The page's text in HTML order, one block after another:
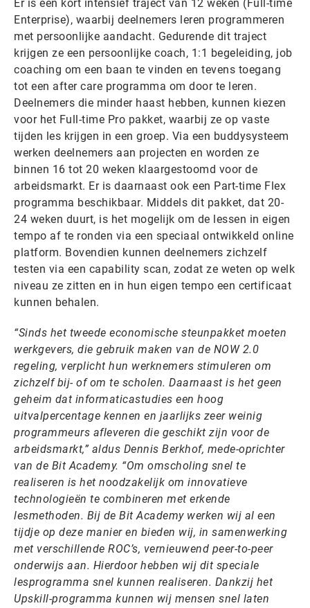
Er is een kort intensief traject van 12 weken (Full-time
Enterprise), waarbij deelnemers leren programmeren
met persoonlijke aandacht. Gedurende dit traject
krijgen ze een persoonlijke coach, 1:1 begeleiding, job
coaching om een baan te vinden en tevens toegang
tot een after care programma om door te leren.
Deelnemers die minder haast hebben, kunnen kiezen
voor het Full-time Pro pakket, waarbij ze op vaste
tijden les krijgen in een groep. Via een buddysysteem
werken deelnemers aan projecten en worden ze
binnen 16 tot 20 weken klaargestoomd voor de
arbeidsmarkt. Er is daarnaast ook een Part-time Flex
programma beschikbaar. Middels dit pakket, dat 20-
24 weken duurt, is het mogelijk om de lessen in eigen
tempo af te ronden via een speciaal ontwikkeld online
platform. Bovendien kunnen deelnemers zichzelf
testen via een capability scan, zodat ze weten op welk
niveau ze zitten en in hun eigen tempo een certificaat
kunnen behalen.
“Sinds het tweede economische steunpakket moeten
werkgevers, die gebruik maken van de NOW 2.0
regeling, verplicht hun werknemers stimuleren om
zichzelf bij- of om te scholen. Daarnaast is het geen
geheim dat informaticastudies een hoog
uitvalpercentage kennen en jaarlijks zeer weinig
programmeurs afleveren die geschikt zijn voor de
arbeidsmarkt,” aldus Dennis Berkhof, mede-oprichter
van de Bit Academy. “Om omscholing snel te
realiseren is het noodzakelijk om innovatieve
technologieën te combineren met erkende
lesmethoden. Bij de Bit Academy werken wij al een
tijdje op deze manier en bieden wij, in samenwerking
met verschillende ROC’s, vernieuwend peer-to-peer
onderwijs aan. Hierdoor hebben wij dit speciale
lesprogramma snel kunnen realiseren. Dankzij het
Upskill-programma kunnen wij mensen snel laten